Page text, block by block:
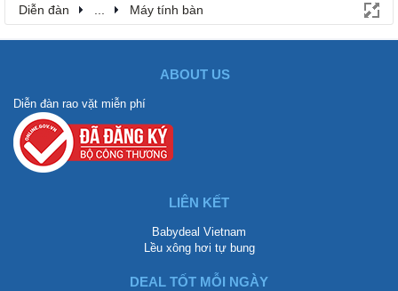
Diễn đàn ... Máy tính bàn
ABOUT US
Diễn đàn rao vặt miễn phí
LIÊN KẾT
Babydeal Vietnam
Lều xông hơi tự bung
DEAL TỐT MỖI NGÀY